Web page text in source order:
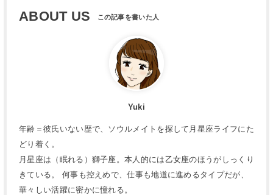
ABOUT US
Yuki
年齢＝彼氏いない歴で、ソウルメイトを探して月星座ライフにた
どり着く。
月星座は（眠れる）獅子座。本人的には乙女座のほうがしっくり
きている。 何事も控えめで、仕事も地道に進めるタイプだが、
華々しい活躍に密かに憧れる。